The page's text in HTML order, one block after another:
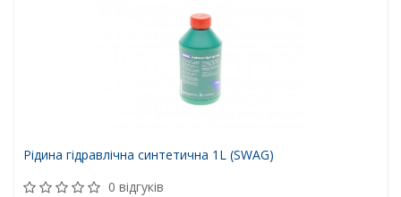
Рідина гідравлічна синтетична 1L (SWAG)
0 відгуків